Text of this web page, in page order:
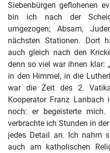
Siebenbürgen geflohenen
bin ich nach der
umgezogen; Absam,
nächsten Stationen. Dort
auch gleich nach den
denn so viel war ihnen klar:
in den Himmel, in die
war die Zeit des 2.
Kooperator Franz
noch: er begeisterte mich.
verbrachte ich Stunden in
jedes Detail an. Ich nahm
auch am katholischen